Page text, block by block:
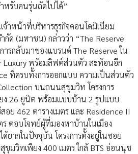
หรับคนรุ่นถัดไปได้”
าหน้าที่บริหารธุรกิจคอนโดมิเนียม
กัด (มหาชน) กล่าวว่า “The Reserve
ารกลับมาของแบรนด์ The Reserve ใน
Luxury พร้อมลิฟต์ส่วนตัว สะท้อนอีก
ที่ครบทั้งการออกแบบ ความเป็นส่วนตัว
บนถนนสุขุมวิท โครงการ
26 ยูนิต พร้อมแบบบ้าน 2 รูปแบบ
ย 462 ตารางเมตร และ Residence II
ตอบโจทย์ผู้ที่มองหาบ้านในเมือง
ยากในปัจจุบัน โครงการตั้งอยู่ในซอย
มวิทเพียง 400 เมตร ใกล้ BTS อ่อนนุช